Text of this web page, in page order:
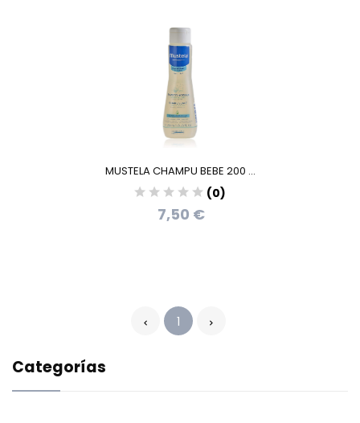
Categorías
MUSTELA CHAMPU BEBE 200 ...
(0)
7,50 €
1